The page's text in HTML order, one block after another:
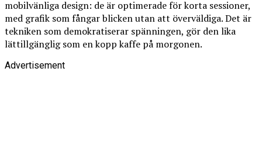
mobilvänliga design: de är optimerade för korta sessioner,
med grafik som fångar blicken utan att överväldiga. Det är
tekniken som demokratiserar spänningen, gör den lika
lättillgänglig som en kopp kaffe på morgonen.
Advertisement